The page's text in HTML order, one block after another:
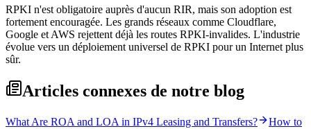
RPKI n'est obligatoire auprès d'aucun RIR, mais son adoption est
fortement encouragée. Les grands réseaux comme Cloudflare,
Google et AWS rejettent déjà les routes RPKI-invalides. L'industrie
évolue vers un déploiement universel de RPKI pour un Internet plus
sûr.
Articles connexes de notre blog
What Are ROA and LOA in IPv4 Leasing and Transfers?
How to